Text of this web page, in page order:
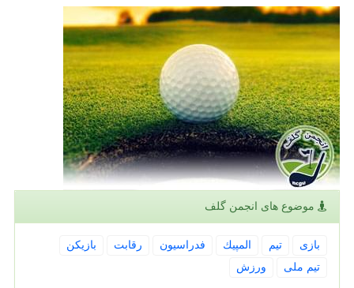
موضوع های انجمن گلف
بازی تیم المپیك فدراسیون رقابت
بازیكن
تیم ملی
ورزش